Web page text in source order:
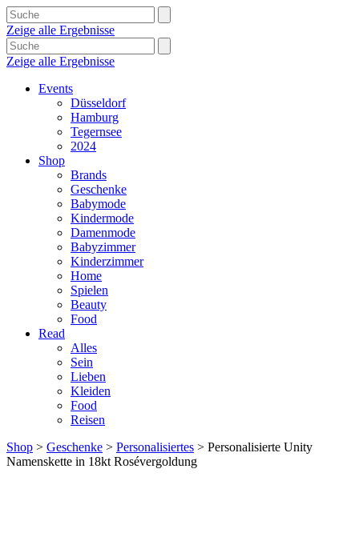
Zeige alle Ergebnisse
Zeige alle Ergebnisse
Events
Düsseldorf
Hamburg
Tegernsee
2024
Shop
Brands
Geschenke
Babymode
Kindermode
Damenmode
Babyzimmer
Kinderzimmer
Home
Spielen
Beauty
Food
Read
Alles
Sein
Lieben
Kleiden
Food
Reisen
Shop > Geschenke > Personalisiertes > Personalisierte Unity
Namenskette in 18kt Rosévergoldung